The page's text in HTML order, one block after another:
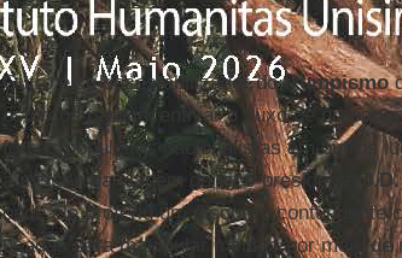
Outro eixo desestabilizador dotrumpismo
esforços para incentivar o fluxo de
forças populistas nacionalistas em outros
a missão da viagem do vice-presidente
onde ele proferiu um discurso contundente
usadas para manipular mentes por meio